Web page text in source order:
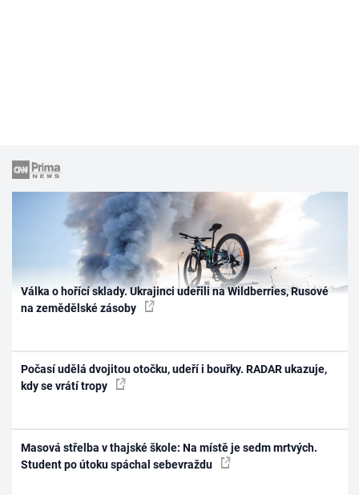
Válka o hořící sklady. Ukrajinci udeřili na Wildberries, Rusové
na zemědělské zásoby
Počasí udělá dvojitou otočku, udeří i bouřky. RADAR ukazuje,
kdy se vrátí tropy
Masová střelba v thajské škole: Na místě je sedm mrtvých.
Student po útoku spáchal sebevraždu